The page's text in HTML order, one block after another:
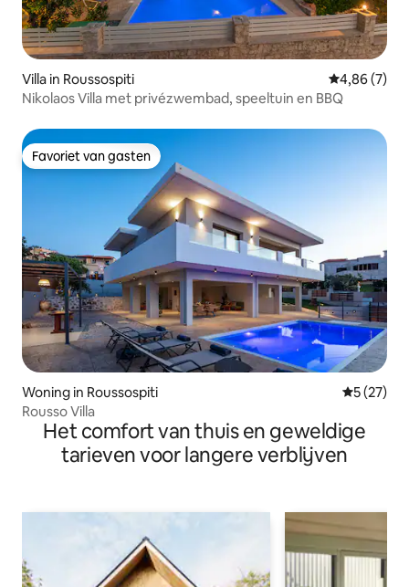
Villa in Roussospiti Gemiddelde
4,86 (7)
Νikolaos Villa met privézwembad, speeltuin en BBQ
Favoriet van gasten
Favoriet van gasten
Woning in Roussospiti
5 (27)
Rousso Villa
Het comfort van thuis en geweldige
tarieven voor langere verblijven